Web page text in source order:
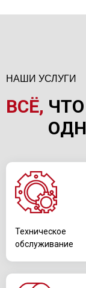
Техническое
обслуживание
НАШИ УСЛУГИ
ВСЁ,